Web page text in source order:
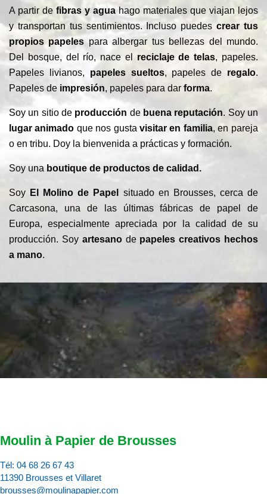
A partir de fibras y aguahago materiales que viajan lejos
y transportan tus sentimientos. Incluso puedescrear tus
propios papeles para albergar tus bellezas del mundo.
Del bosque, del río, nace el reciclaje de telas, papeles.
Papeles livianos, papeles sueltos, papeles de regalo.
Papeles de impresión, papeles para dar forma.
Soy un sitio de producción debuena reputación. Soy un
lugar animado que nos gustavisitar en familia, en pareja
o en tribu. Doy la bienvenida a prácticas y formación.
Soy una boutique de productos de calidad.
Soy El Molino de Papel
situado en Brousses, cerca de
Carcasona, una de las últimas fábricas de papel de
Europa, especialmente apreciada por la calidad de su
producción. Soy artesano depapeles creativos hechos
a mano.
Moulin à Papier de Brousses
Tél: 04 68 26 67 43
11390 Brousses et Villaret
brousses@moulinapapier.com